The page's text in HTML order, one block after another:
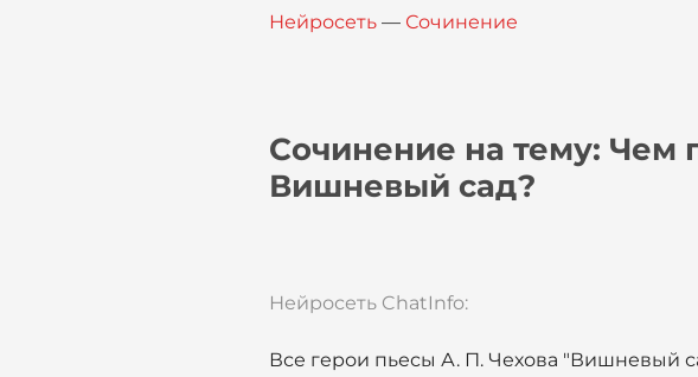
Нейросеть — Сочинение
Сочинение на тему: Чем
Вишневый сад?
Нейросеть ChatInfo:
Все герои пьесы А. П. Чехова "Вишневый